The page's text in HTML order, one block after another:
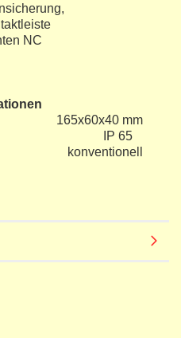
NC
mm
IP 65